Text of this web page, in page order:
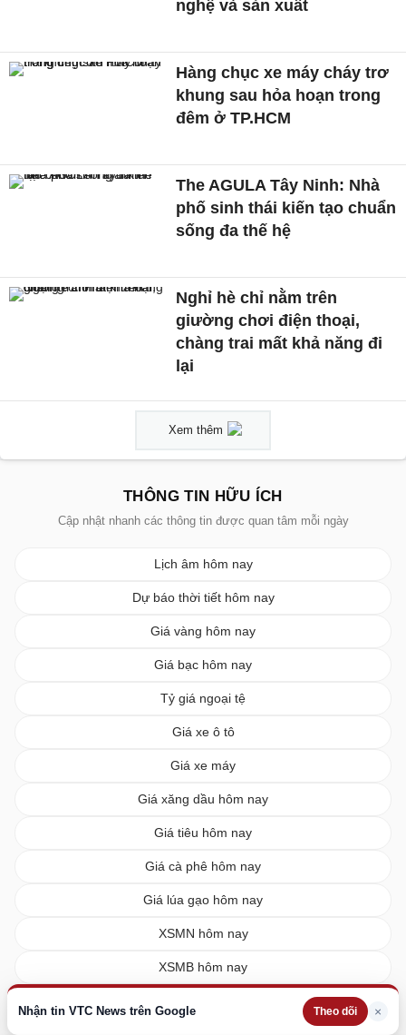
Nhận tin VTC News trên Google Theo dõi ×
nghệ và sản xuất
Hàng chục xe máy cháy trơ
khung sau hỏa hoạn trong
đêm ở TP.HCM
The AGULA Tây Ninh: Nhà
phố sinh thái kiến tạo chuẩn
sống đa thế hệ
Nghỉ hè chỉ nằm trên
giường chơi điện thoại,
chàng trai mất khả năng đi
lại
Xem thêm
THÔNG TIN HỮU ÍCH
Cập nhật nhanh các thông tin được quan tâm mỗi ngày
Lịch âm hôm nay
Dự báo thời tiết hôm nay
Giá vàng hôm nay
Giá bạc hôm nay
Tỷ giá ngoại tệ
Giá xe ô tô
Giá xe máy
Giá xăng dầu hôm nay
Giá tiêu hôm nay
Giá cà phê hôm nay
Giá lúa gạo hôm nay
XSMN hôm nay
XSMB hôm nay